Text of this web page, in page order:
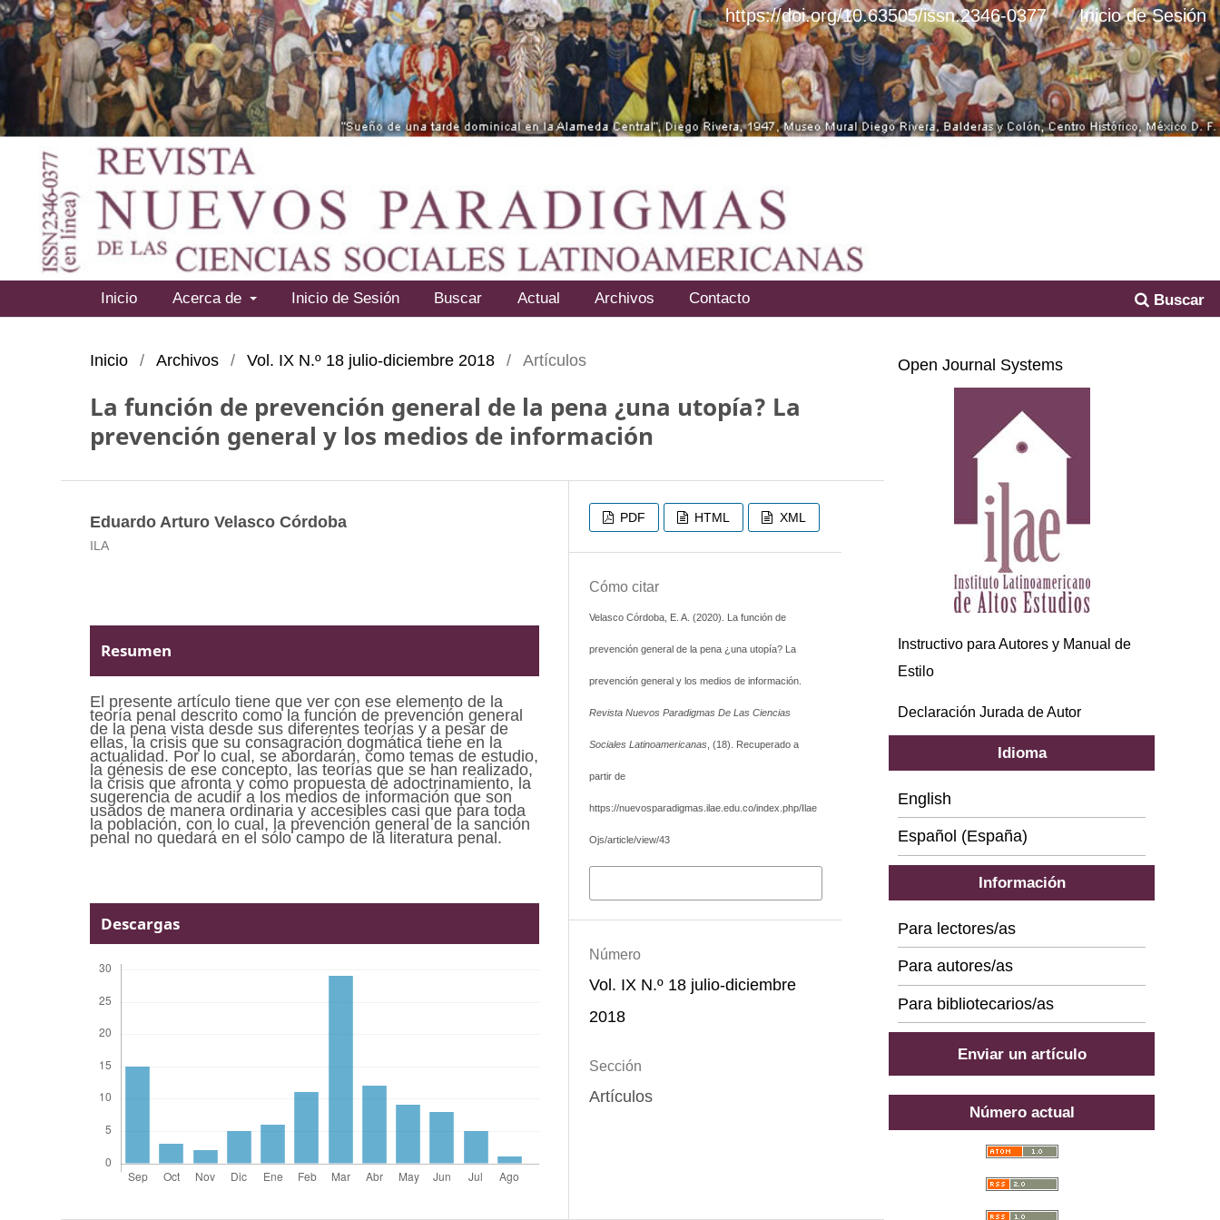
Inicio Acerca de Inicio de Sesión Buscar Actual Archivos Contacto Buscar
https://doi.org/10.63505/issn.2346-0377 Inicio de Sesión
Inicio / Archivos / Vol. IX N.º 18 julio-diciembre 2018 / Artículos
La función de prevención general de la pena ¿una utopía? La
prevención general y los medios de información
Eduardo Arturo Velasco Córdoba
ILA
Resumen
El presente artículo tiene que ver con ese elemento de la
teoría penal descrito como la función de prevención general
de la pena vista desde sus diferentes teorías y a pesar de
ellas, la crisis que su consagración dogmática tiene en la
actualidad. Por lo cual, se abordarán, como temas de estudio,
la génesis de ese concepto, las teorías que se han realizado,
la crisis que afronta y como propuesta de adoctrinamiento, la
sugerencia de acudir a los medios de información que son
usados de manera ordinaria y accesibles casi que para toda
la población, con lo cual, la prevención general de la sanción
penal no quedará en el sólo campo de la literatura penal.
Descargas
PDF HTML XML
Cómo citar
Velasco Córdoba, E. A. (2020). La función de
prevención general de la pena ¿una utopía? La
prevención general y los medios de información.
Revista Nuevos Paradigmas De Las Ciencias
Sociales Latinoamericanas, (18). Recuperado a
partir de
https://nuevosparadigmas.ilae.edu.co/index.php/Ilae
Ojs/article/view/43
Número
Vol. IX N.º 18 julio-diciembre
2018
Sección
Artículos
Open Journal Systems
Instructivo para Autores y Manual de
Estilo
Declaración Jurada de Autor
Idioma
English
Español (España)
Información
Para lectores/as
Para autores/as
Para bibliotecarios/as
Enviar un artículo
Número actual